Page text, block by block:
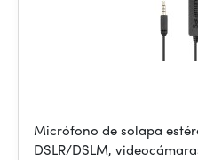
Micrófono de solapa
DSLR/DSLM,